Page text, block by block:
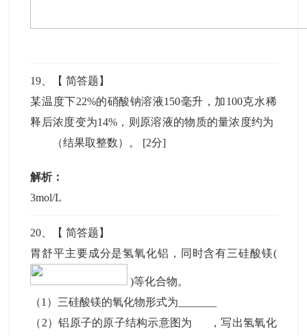
19 、【简答题 】
某温度下22%的硝酸钠溶液150毫升，加100克水稀
释后浓度变为14%，则原溶液的物质的量浓度约为
（结果取整数）。 [2分]
解析：
3mol/L
20 、【简答题 】
胃舒平主要成分是氢氧化铝，同时含有三硅酸镁(
)等化合物。
（1）三硅酸镁的氧化物形式为_______
（2）铝原子的原子结构示意图为 ，写出氢氧化